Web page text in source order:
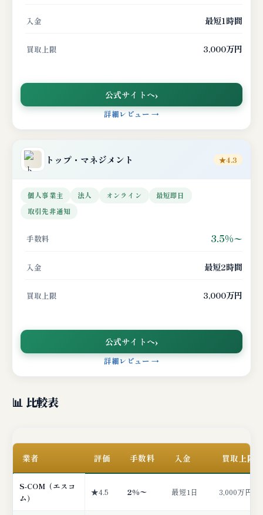
入金 最短1時間
買取上限 3,000万円
公式サイトへ
詳細レビュー →
トップ・マネジメント ★4.3
個人事業主 法人 オンライン
最短即日
取引先非通知
手数料 3.5%〜
入金 最短2時間
買取上限 3,000万円
公式サイトへ
詳細レビュー →
📊 比較表
業者 評価 手数料 入金 買取上限
S-COM（エスコ
ム）
★4.5 2%〜 最短1日 3,000万円